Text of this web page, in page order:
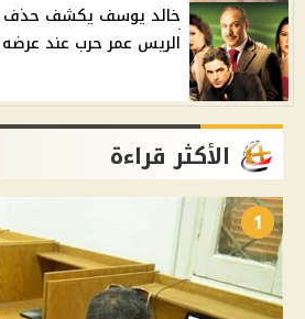
خالد يوسف يكشف حذف
الريس عمر حرب عند عرضه
الأكثر قراءة
1